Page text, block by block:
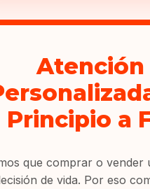
Atención
Principio a
que comprar o vender
de vida. Por eso